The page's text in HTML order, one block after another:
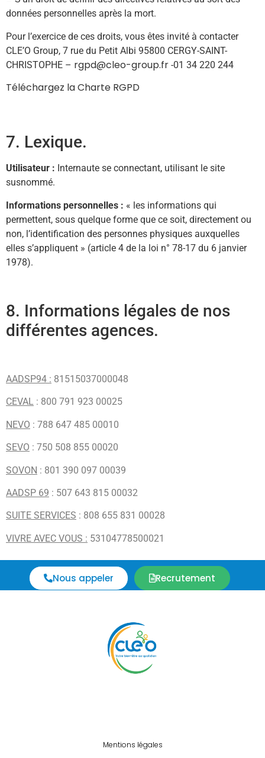
données personnelles après la mort.
Pour l’exercice de ces droits, vous êtes invité à contacter
CLE’O Group, 7 rue du Petit Albi 95800 CERGY-SAINT-
CHRISTOPHE – rgpd@cleo-group.fr -01 34 220 244
Téléchargez la Charte RGPD
7. Lexique.
Utilisateur : Internaute se connectant, utilisant le site
susnommé.
Informations personnelles : « les informations qui
permettent, sous quelque forme que ce soit, directement ou
non, l’identification des personnes physiques auxquelles
elles s’appliquent » (article 4 de la loi n° 78-17 du 6 janvier
1978).
8. Informations légales de nos
différentes agences.
AADSP94 : 81515037000048
CEVAL : 800 791 923 00025
NEVO : 788 647 485 00010
SEVO : 750 508 855 00020
SOVON : 801 390 097 00039
AADSP 69 : 507 643 815 00032
SUITE SERVICES : 808 655 831 00028
VIVRE AVEC VOUS : 53104778500021
Nous appeler Recrutement
Mentions légales